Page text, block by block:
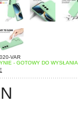
VAR
- GOTOWY DO WYSŁANIA